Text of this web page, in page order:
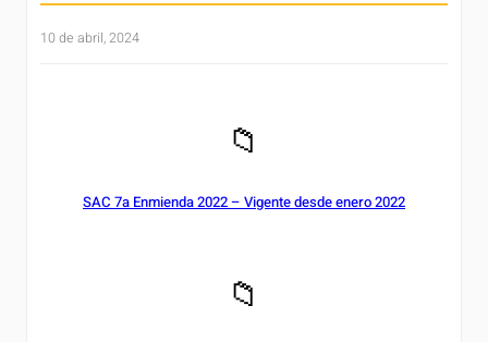
10 de abril, 2024
📁
SAC 7a Enmienda 2022 – Vigente desde enero 2022
📁